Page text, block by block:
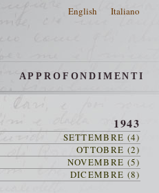
English Italiano
APPROFONDIMENTI
1943
SETTEMBRE (4)
OTTOBRE (2)
NOVEMBRE (5)
DICEMBRE (8)